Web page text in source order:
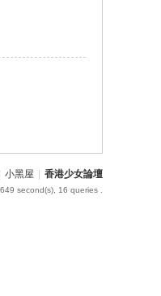
小黑屋 香港少女論壇
second(s), 16 queries .